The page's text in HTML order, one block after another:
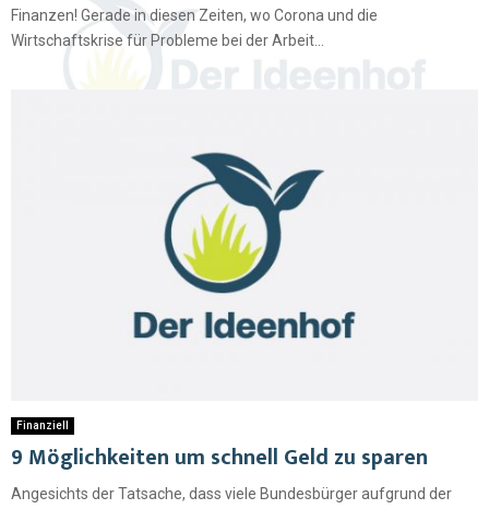
Finanzen! Gerade in diesen Zeiten, wo Corona und die
Wirtschaftskrise für Probleme bei der Arbeit...
Finanziell
9 Möglichkeiten um schnell Geld zu sparen
Angesichts der Tatsache, dass viele Bundesbürger aufgrund der